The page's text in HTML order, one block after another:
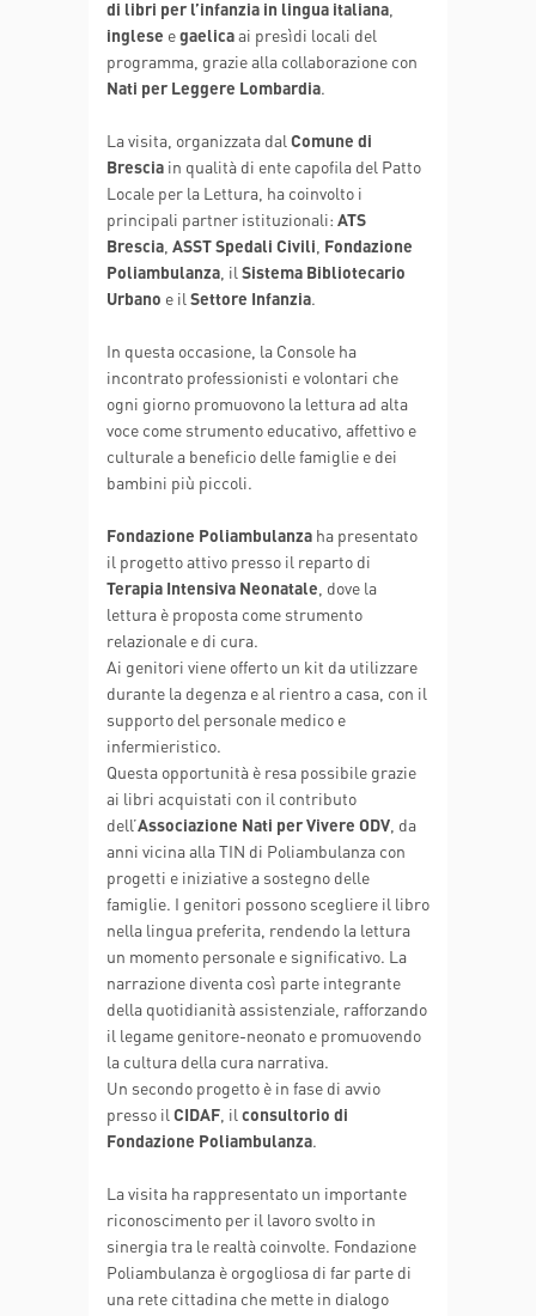
di libri per l’infanzia in lingua italiana
inglese egaelicaai presìdi locali del
programma, grazie alla collaborazione con
Nati per Leggere Lombardia
La visita, organizzata dal Comune di
Brescia in qualità di ente capofila del Patto
Locale per la Lettura, ha coinvolto i
principali partner istituzionali: ATS
Brescia ASST Spedali Civili Fondazione
Poliambulanza , il Sistema Bibliotecario
Urbano e il Settore Infanzia
In questa occasione, la Console ha
incontrato professionisti e volontari che
ogni giorno promuovono la lettura ad alta
voce come strumento educativo, affettivo e
culturale a beneficio delle famiglie e dei
bambini più piccoli.
Fondazione Poliambulanza ha presentato
il progetto attivo presso il reparto di
Terapia Intensiva Neonatale , dove la
lettura è proposta come strumento
relazionale e di cura.
Ai genitori viene offerto un kit da utilizzare
durante la degenza e al rientro a casa, con il
supporto del personale medico e
infermieristico.
Questa opportunità è resa possibile grazie
ai libri acquistati con il contributo
dell’Associazione Nati per Vivere ODV , da
anni vicina alla TIN di Poliambulanza con
progetti e iniziative a sostegno delle
famiglie. I genitori possono scegliere il libro
nella lingua preferita, rendendo la lettura
un momento personale e significativo. La
narrazione diventa così parte integrante
della quotidianità assistenziale, rafforzando
il legame genitore-neonato e promuovendo
la cultura della cura narrativa.
Un secondo progetto è in fase di avvio
presso il CIDAF , il consultorio di
Fondazione Poliambulanza
La visita ha rappresentato un importante
riconoscimento per il lavoro svolto in
sinergia tra le realtà coinvolte. Fondazione
Poliambulanza è orgogliosa di far parte di
una rete cittadina che mette in dialogo